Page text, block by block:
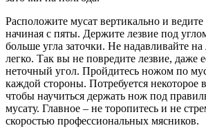
Расположите мусат вертикально и
начиная с пяты. Держите лезвие под
больше угла заточки. Не надавливайте на
легко. Так вы не повредите лезвие, даже
неточный угол. Пройдитесь ножом по
каждой стороны. Потребуется некоторое
чтобы научиться держать нож под
мусату. Главное – не торопитесь и не
скоростью профессиональных мясников.